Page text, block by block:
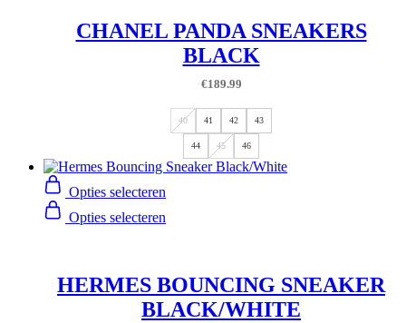
CHANEL PANDA SNEAKERS
BLACK
€189.99
40 41 42 43
44 45 46
Opties selecteren
Opties selecteren
HERMES BOUNCING SNEAKER
BLACK/WHITE